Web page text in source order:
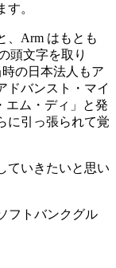
す。
、Arm はもとも
頭文字を取り
の日本法人もア
ドバンスト・マイ
エム・ディ」と発
に引っ張られて覚
ていきたいと思い
フトバンクグル